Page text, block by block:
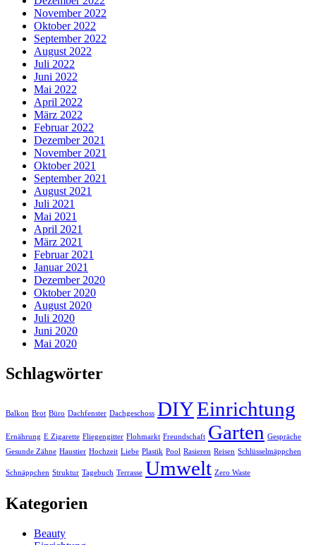
November 2022
Oktober 2022
September 2022
August 2022
Juli 2022
Juni 2022
Mai 2022
April 2022
März 2022
Februar 2022
Dezember 2021
November 2021
Oktober 2021
September 2021
August 2021
Juli 2021
Mai 2021
April 2021
März 2021
Februar 2021
Januar 2021
Dezember 2020
Oktober 2020
August 2020
Juli 2020
Juni 2020
Mai 2020
Schlagwörter
Balkon Brot Büro Dachfenster Dachgeschoss DIYEinrichtung
Ernährung E Zigarette Fliegengitter Flohmarkt Freundschaft Garten Gespräche
Gesunde Zähne Haustier Hochzeit Liebe Plastik Pool Rasieren Reisen Schlüsselmäppchen
Schnäppchen Struktur Tagebuch Terrasse Umwelt Zero Waste
Kategorien
Beauty